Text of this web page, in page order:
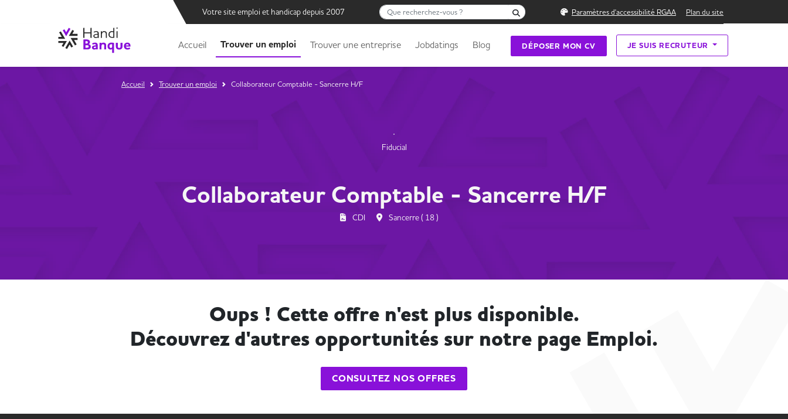
Votre site emploi et handicap depuis 2007 Que recherchez-vous ? Rechercher Paramètres d'accessibilité RGAA Plan du site
Accueil Trouver un emploi Trouver une entreprise Jobdatings Blog DÉPOSER MON CV JE SUIS RECRUTEUR
Accueil Trouver un emploi Collaborateur Comptable - Sancerre H/F
Fiducial
Collaborateur Comptable - Sancerre H/F
CDI Sancerre ( 18 )
Oups ! Cette offre n'est plus disponible.
Découvrez d'autres opportunités sur notre page Emploi.
CONSULTEZ NOS OFFRES